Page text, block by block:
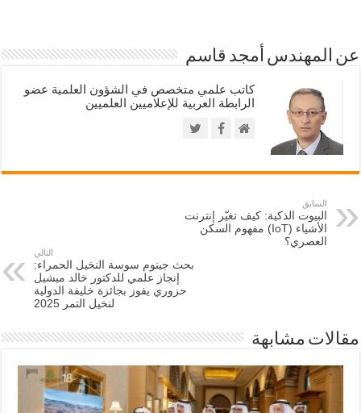
عن المهندس أمجد قاسم
كاتب علمي متخصص في الشؤون العلمية عضو
الرابطة العربية للإعلاميين العلميين
السابق
البيوت الذكية: كيف تغيّر إنترنت
الأشياء (IoT) مفهوم السكن
العصري؟
التالي
بحث جينوم سوسة النخيل الحمراء:
إنجاز علمي للدكتور خالد ميشيل
حزوري يفوز بجائزة خليفة الدولية
لنخيل التمر 2025
مقالات مشابهة